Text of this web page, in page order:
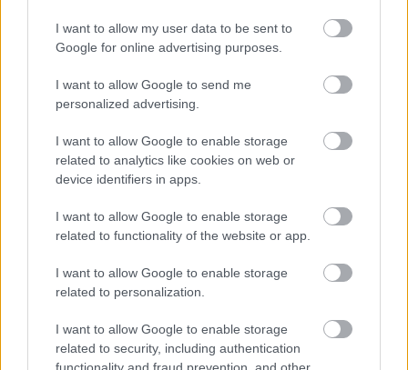
I want to allow my user data to be sent to
Google for online advertising purposes.
I want to allow Google to send me
personalized advertising.
I want to allow Google to enable storage
related to analytics like cookies on web or
device identifiers in apps.
I want to allow Google to enable storage
related to functionality of the website or app.
I want to allow Google to enable storage
related to personalization.
I want to allow Google to enable storage
related to security, including authentication
functionality and fraud prevention, and other
labdakezelésben és más területeken is.
elég magas szinten játszanak, de aztán valami
történik a játékosok többségével mentálisan. Sok
tehetséges játékos van Magyarországon, de kérdés,
vajon képesek mindent alávetni a futballnak és
feláldozni jónéhány dolgot, hogy előrejussanak?
Mindenki Messi vagy Ronaldo akar lenni, de
hogy ezért meg is dolgozzanak...nos, ez
sokakból hiányzik azért.
(...) Nézzük meg Szerbiát vagy Horvátországot, ahol
azért az életkörülmények mások, jobban